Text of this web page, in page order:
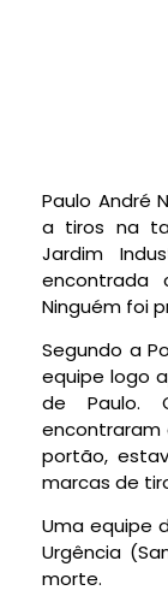
Paulo André
a tiros na
Jardim
Ninguém foi
Segundo a
equipe logo
de Paulo.
encontraram
portão,
marcas de
Uma equipe
Urgência
morte.